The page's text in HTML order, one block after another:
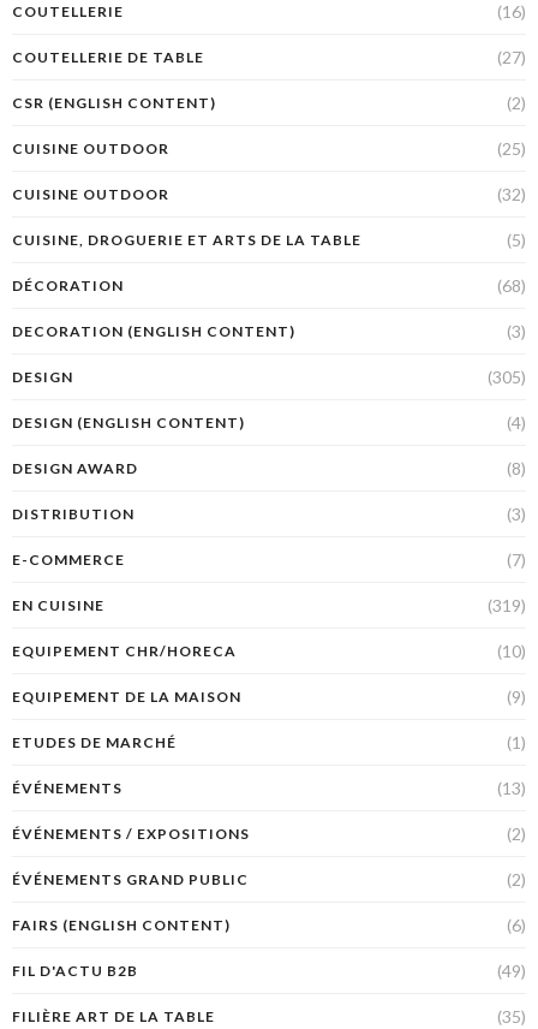
COUTELLERIE (16)
COUTELLERIE DE TABLE (27)
CSR (ENGLISH CONTENT) (2)
CUISINE OUTDOOR (25)
CUISINE OUTDOOR (32)
CUISINE, DROGUERIE ET ARTS DE LA TABLE (5)
DÉCORATION (68)
DECORATION (ENGLISH CONTENT) (3)
DESIGN (305)
DESIGN (ENGLISH CONTENT) (4)
DESIGN AWARD (8)
DISTRIBUTION (3)
E-COMMERCE (7)
EN CUISINE (319)
EQUIPEMENT CHR/HORECA (10)
EQUIPEMENT DE LA MAISON (9)
ETUDES DE MARCHÉ (1)
ÉVÉNEMENTS (13)
ÉVÉNEMENTS / EXPOSITIONS (2)
ÉVÉNEMENTS GRAND PUBLIC (2)
FAIRS (ENGLISH CONTENT) (6)
FIL D'ACTU B2B (49)
FILIÈRE ART DE LA TABLE (35)